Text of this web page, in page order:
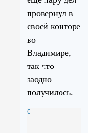
провернул в
своей конторе
во
Владимире,
так что
заодно
получилось.
0